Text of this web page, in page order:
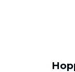
OSTSEE